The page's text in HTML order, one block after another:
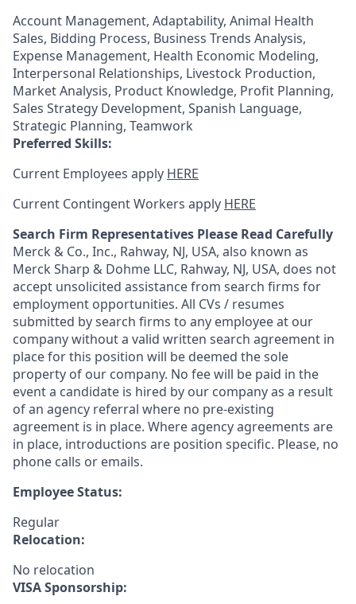
Account Management, Adaptability, Animal Health
Sales, Bidding Process, Business Trends Analysis,
Expense Management, Health Economic Modeling,
Interpersonal Relationships, Livestock Production,
Market Analysis, Product Knowledge, Profit Planning,
Sales Strategy Development, Spanish Language,
Strategic Planning, Teamwork
Preferred Skills:
Current Employees apply HERE
Current Contingent Workers apply HERE
Search Firm Representatives Please Read Carefully
Merck & Co., Inc., Rahway, NJ, USA, also known as
Merck Sharp & Dohme LLC, Rahway, NJ, USA, does not
accept unsolicited assistance from search firms for
employment opportunities. All CVs / resumes
submitted by search firms to any employee at our
company without a valid written search agreement in
place for this position will be deemed the sole
property of our company. No fee will be paid in the
event a candidate is hired by our company as a result
of an agency referral where no pre-existing
agreement is in place. Where agency agreements are
in place, introductions are position specific. Please, no
phone calls or emails.
Employee Status:
Regular
Relocation:
No relocation
VISA Sponsorship: